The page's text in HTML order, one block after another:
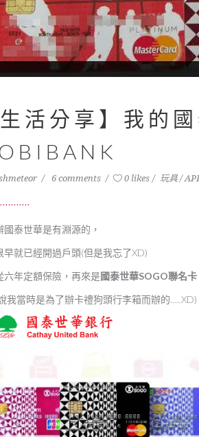
生活分享】我的
6 comments 0 likes 玩具 /
國泰世華是有淵源的，
早就已經開過戶頭(但是我忘了XD)
六年定額保險，再來是國泰世華SOGO聯名卡
我當時是為了辦卡禮狗頭行李箱而辦的…..XD)